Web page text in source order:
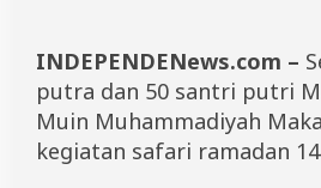
l
u
i
n
M
INDEPENDENews.com –
putra dan 50 santri putri
Muin Muhammadiyah
kegiatan safari ramadan